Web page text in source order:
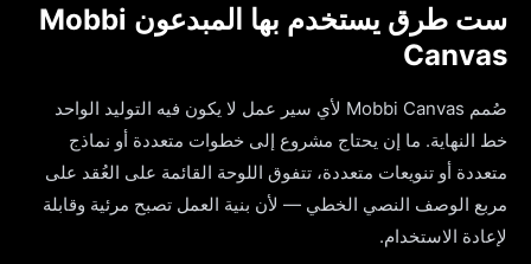
ست طرق يستخدم بها المبدعون Mobbi
Canvas
صُمم Mobbi Canvas لأي سير عمل لا يكون فيه التوليد الواحد
خط النهاية. ما إن يحتاج مشروع إلى خطوات متعددة أو نماذج
متعددة أو تنويعات متعددة، تتفوق اللوحة القائمة على العُقد على
مربع الوصف النصي الخطي — لأن بنية العمل تصبح مرئية وقابلة
لإعادة الاستخدام.